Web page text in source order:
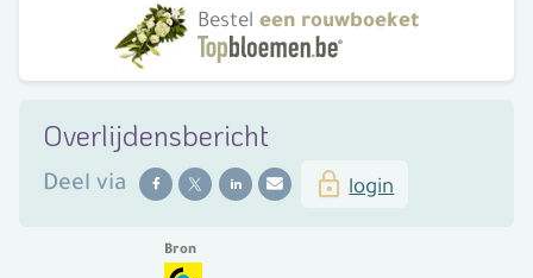
Bestel een rouwboeket
Overlijdensbericht
Deel via login
Bron